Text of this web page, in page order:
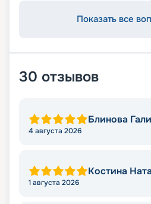
Показать все
30 отзывов
Блинова
4 августа 2026
Костина
1 августа 2026